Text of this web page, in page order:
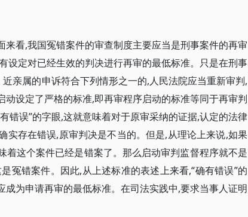
看,我国冤错案件的审查制度主要应当是刑事案件的再审
设定对已经生效的判决进行再审的最低标准。只是在刑事
亲属的申诉符合下列情形之一的,人民法院应当重新审判,
设定了严格的标准,即再审程序启动的标准等同于再审判
错误”的字眼,这就意味着对于原审采纳的证据,认定的法律
实存在错误,原审判决是不当的。但是,从理论上来说,如果
着这个案件已经是错案了。那么启动审判监督程序就不是
冤错案件。因此,从上述标准的表述上来看,“确有错误”的
为申请再审的最低标准。在司法实践中,要求当事人证明